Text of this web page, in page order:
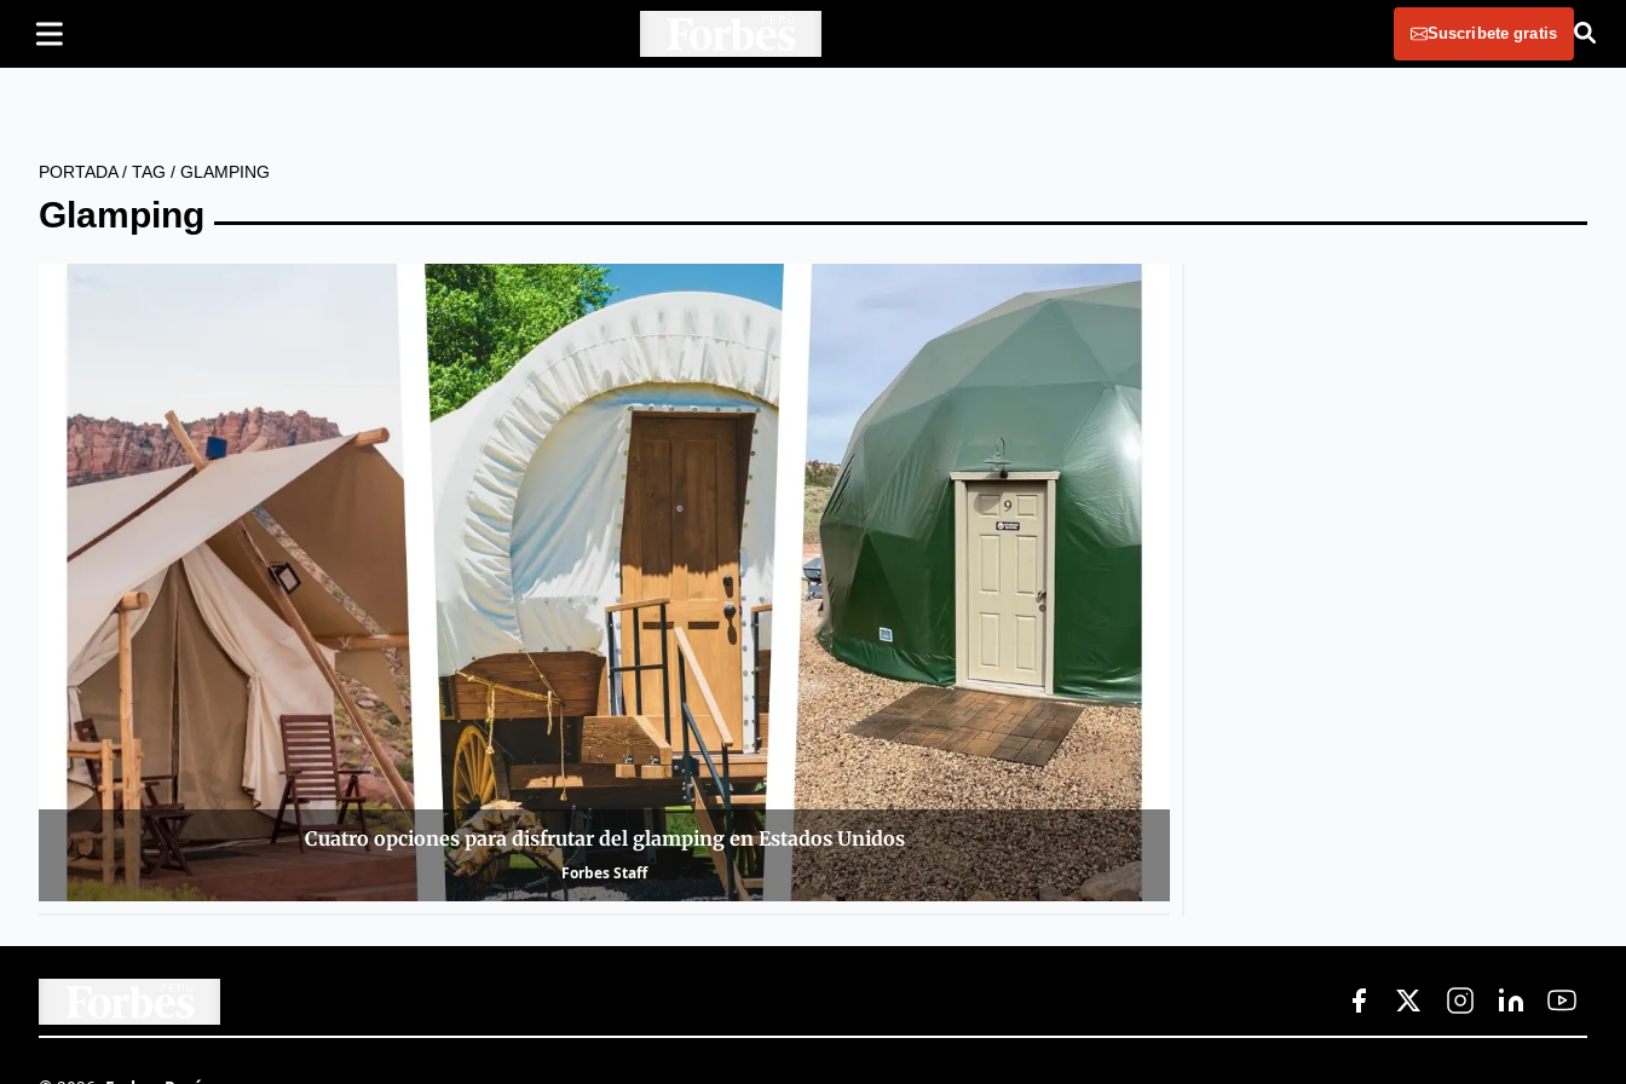
Suscribete gratis
PORTADA/ TAG / GLAMPING
Glamping
Cuatro opciones para disfrutar del glamping en Estados Unidos
Forbes Staff